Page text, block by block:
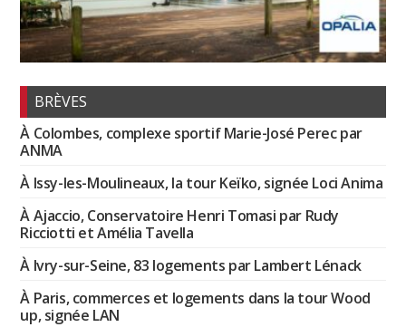
BRÈVES
À Colombes, complexe sportif Marie-José Perec par
ANMA
À Issy-les-Moulineaux, la tour Keïko, signée Loci Anima
À Ajaccio, Conservatoire Henri Tomasi par Rudy
Ricciotti et Amélia Tavella
À Ivry-sur-Seine, 83 logements par Lambert Lénack
À Paris, commerces et logements dans la tour Wood
up, signée LAN